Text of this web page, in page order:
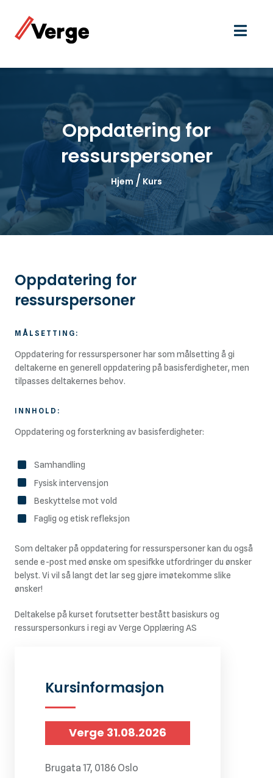
Oppdatering for
ressurspersoner
Hjem / Kurs
Oppdatering for
ressurspersoner
MÅLSETTING:
Oppdatering for ressurspersoner har som målsetting å gi
deltakerne en generell oppdatering på basisferdigheter, men
tilpasses deltakernes behov.
INNHOLD:
Oppdatering og forsterkning av basisferdigheter:
Samhandling
Fysisk intervensjon
Beskyttelse mot vold
Faglig og etisk refleksjon
Som deltaker på oppdatering for ressurspersoner kan du også
sende e-post med ønske om spesifkke utfordringer du ønsker
belyst. Vi vil så langt det lar seg gjøre imøtekomme slike
ønsker!
Deltakelse på kurset forutsetter bestått basiskurs og
ressurspersonkurs i regi av Verge Opplæring AS
Kursinformasjon
Verge 31.08.2026
Brugata 17, 0186 Oslo